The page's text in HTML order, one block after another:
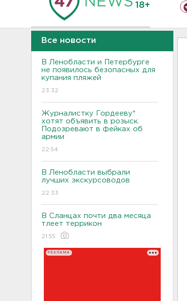
18+
Все новости
В Ленобласти и Петербурге
не появилось безопасных для
купания пляжей
23:32
Журналистку Гордееву*
хотят объявить в розыск.
Подозревают в фейках об
армии
22:54
В Ленобласти выбрали
лучших экскурсоводов
22:33
В Сланцах почти два месяца
тлеет террикон
21:55
РЕКЛАМА